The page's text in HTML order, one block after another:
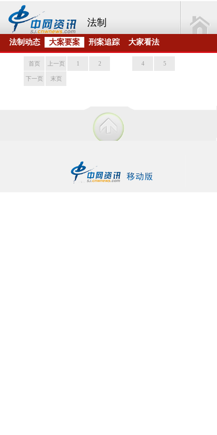
法制
法制动态 大案要案 刑案追踪 大家看法
首页 上一页 1 2 4 5
下一页 末页